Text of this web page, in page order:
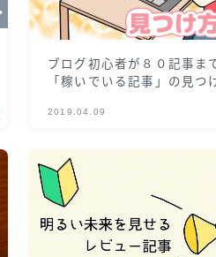
ブログ初心者が８０記事ま
「稼いでいる記事」の見つ
2019.04.09